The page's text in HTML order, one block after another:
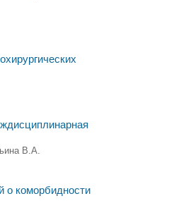
В.А.
о коморбидности